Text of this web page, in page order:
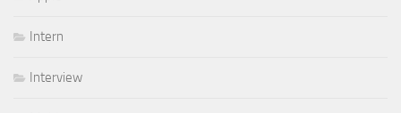
Intern
Interview